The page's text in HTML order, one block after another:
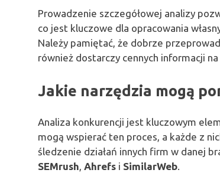
Prowadzenie szczegółowej analizy
co jest kluczowe dla opracowania
Należy pamiętać, że dobrze
również dostarczy cennych informacji na
Jakie narzędzia mogą
Analiza konkurencji jest kluczowym
mogą wspierać ten proces, a każde z
śledzenie działań innych firm w danej
SEMrush, Ahrefs i SimilarWeb.